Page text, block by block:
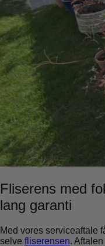
Fliserens med
lang garanti
Med vores serviceaftale
selve fliserensen.